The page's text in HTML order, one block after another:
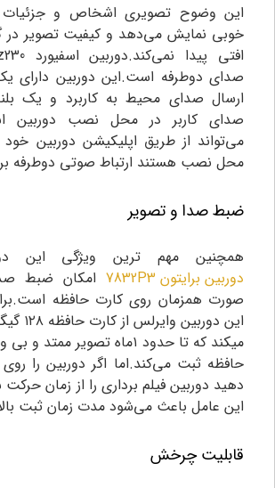
این وضوح تصویری اشخاص و
خوبی نمایش می‌دهد و کیفیت تصویر در
صدای دوطرفه است.این دوربین دارای
ارسال صدای محیط به کاربرد و یک
صدای کاربر در محل نصب دوربین
می‌تواند از طریق اپلیکیشن دوربین خود
محل نصب هستند ارتباط صوتی دوطرفه
ضبط صدا و تصویر
همچنین مهم ترین ویژگی این
دوربین برایتون 7832P3
امکان ضبط
صورت همزمان روی کارت حافظه
این
میکند که تا حدود ۱ماه تصویر
حافظه ثبت می‌کند.اما اگر دوربین را
دهید دوربین فیلم برداری را از زمان
این عامل باعث می‌شود مدت زمان ثبت
قابلیت چرخش